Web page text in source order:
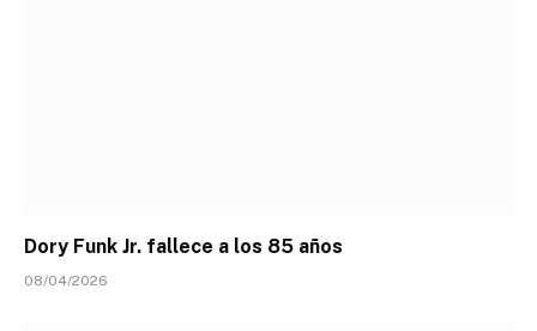
Dory Funk Jr. fallece a los 85 años
08/04/2026